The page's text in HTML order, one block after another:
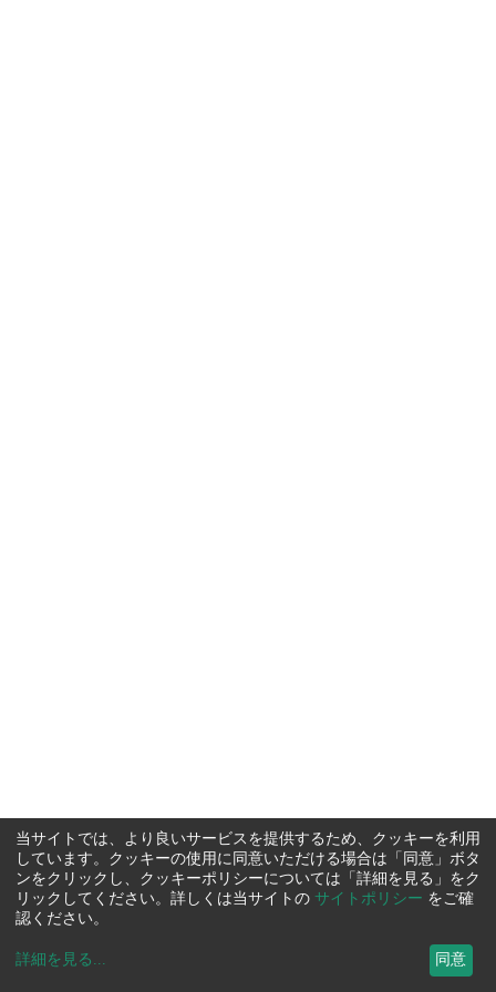
当サイトでは、より良いサービスを提供するため、クッキーを利用
しています。クッキーの使用に同意いただける場合は「同意」ボタ
ンをクリックし、クッキーポリシーについては「詳細を見る」をク
リックしてください。詳しくは当サイトの サイトポリシー をご確
認ください。
詳細を見る ... 同意